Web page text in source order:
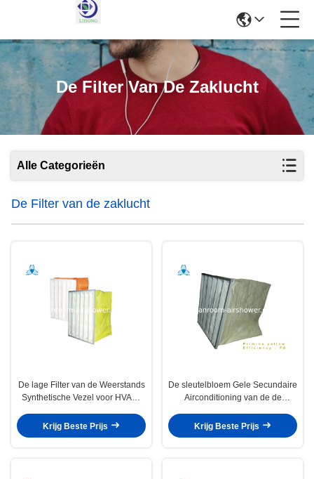
De Filter Van De Zaklucht
Alle Categorieën
De Filter van de zaklucht
De lage Filter van de Weerstands
Synthetische Vezel voor HVAC-
Luchtzuiveringsinstallatie
Krijg Beste Prijs
De sleutelbloem Gele Secundaire
Airconditioning van de de
Krijg Beste Prijs